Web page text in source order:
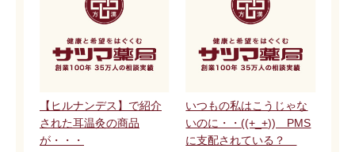
【ヒルナンデス】で紹介
された耳温灸の商品
が・・・
いつもの私はこうじゃな
いのに・・((+_+)) PMS
に支配されている？